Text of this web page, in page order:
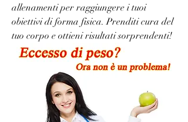
allenamenti per raggiungere i tuoi
obiettivi di forma fisica. Prenditi cura del
tuo corpo e ottieni risultati sorprendenti!